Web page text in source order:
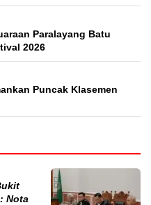
Paralayang Batu
2026
Puncak Klasemen
Nota